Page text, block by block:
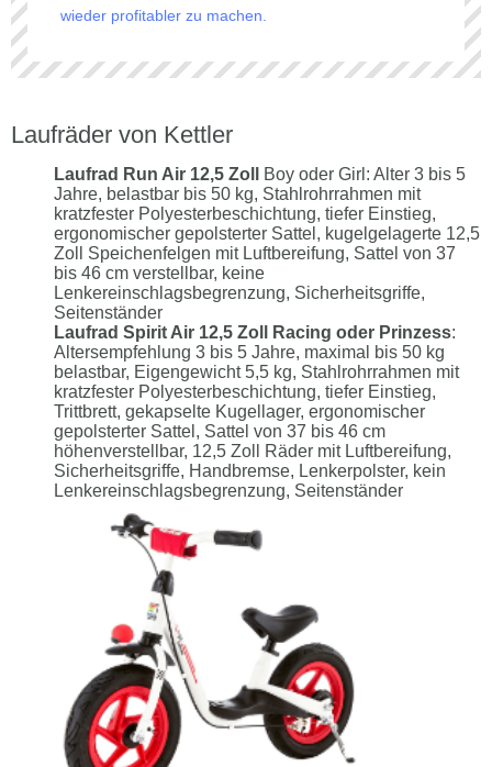
wieder profitabler zu machen.
Laufräder von Kettler
Laufrad Run Air 12,5 Zoll
Boy oder Girl: Alter 3 bis 5
Jahre, belastbar bis 50 kg, Stahlrohrrahmen mit
kratzfester Polyesterbeschichtung, tiefer Einstieg,
ergonomischer gepolsterter Sattel, kugelgelagerte 12,5
Zoll Speichenfelgen mit Luftbereifung, Sattel von 37
bis 46 cm verstellbar, keine
Lenkereinschlagsbegrenzung, Sicherheitsgriffe,
Seitenständer
Laufrad Spirit Air 12,5 Zoll Racing oder Prinzess:
Altersempfehlung 3 bis 5 Jahre, maximal bis 50 kg
belastbar, Eigengewicht 5,5 kg, Stahlrohrrahmen mit
kratzfester Polyesterbeschichtung, tiefer Einstieg,
Trittbrett, gekapselte Kugellager, ergonomischer
gepolsterter Sattel, Sattel von 37 bis 46 cm
höhenverstellbar, 12,5 Zoll Räder mit Luftbereifung,
Sicherheitsgriffe, Handbremse, Lenkerpolster, kein
Lenkereinschlagsbegrenzung, Seitenständer